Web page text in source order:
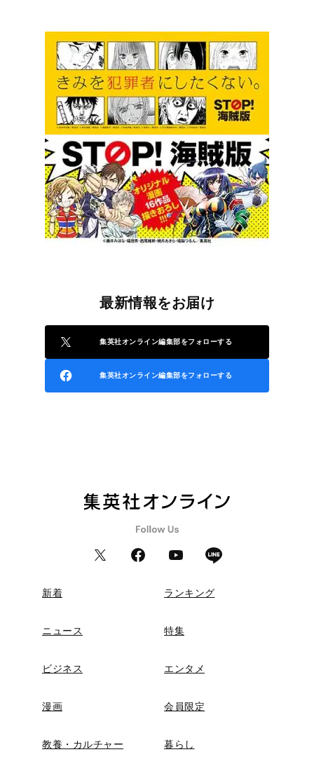
最新情報をお届け
集英社オンライン編集部をフォローする
集英社オンライン編集部をフォローする
新着 ランキング
ニュース 特集
ビジネス エンタメ
漫画 会員限定
教養・カルチャー 暮らし